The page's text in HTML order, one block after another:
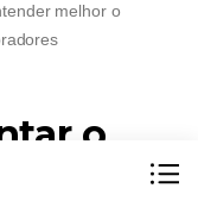
melhor o
o